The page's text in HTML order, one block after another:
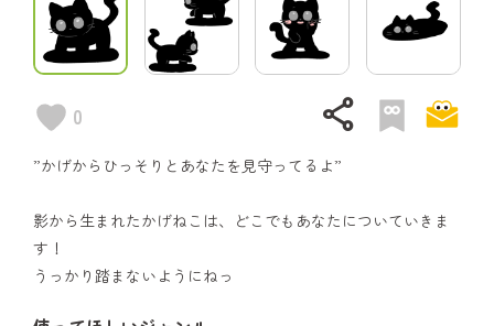
0 share
”かげからひっそりとあなたを見守ってるよ”
影から生まれたかげねこは、どこでもあなたについていきま
す！
うっかり踏まないようにねっ